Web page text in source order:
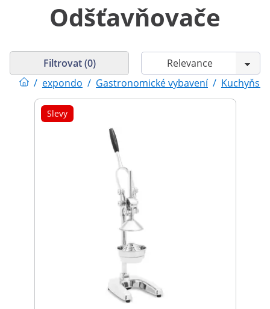
Odšťavňovače
/ expondo / Gastronomické vybavení /
Filtrovat (0)
Slevy